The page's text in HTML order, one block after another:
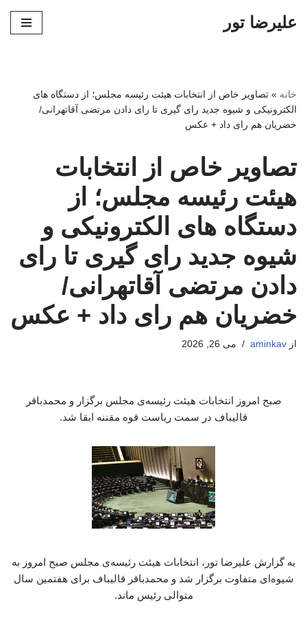
علیرضا تور
خانه » تصاویر خاص از انتخابات هیئت رئیسه مجلس؛ از دستگاه های
الکترونیکی و شیوه جدید رای گیری تا رای دادن مرتضی آقاتهرانی/
خضریان هم رای داد + عکس
تصاویر خاص از انتخابات
هیئت رئیسه مجلس؛ از
دستگاه های الکترونیکی و
شیوه جدید رای گیری تا رای
دادن مرتضی آقاتهرانی/
خضریان هم رای داد + عکس
از aminkav می 26, 2026
صبح امروز انتخابات هیئت رئیسه‌ی مجلس برگزار و محمدباقر
قالیباف در سمت ریاست قوه مقننه ابقا شد.
به گزارش علیرضا تور، انتخابات هیئت رئیسه‌ی مجلس صبح امروز به
شیوه‌ای متفاوت برگزار شد و محمدباقر قالیباف برای هفتمین سال
متوالی رئیس ماند.